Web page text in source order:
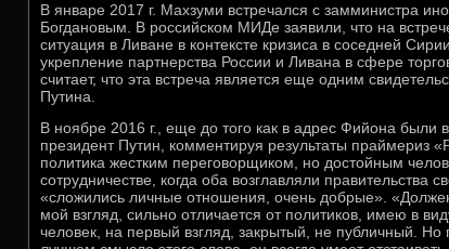
В январе 2017 г. Махзуми встречался с замминистра
Богдановым. В российском МИДе заявили, что на
ситуация в Ливане в контексте кризиса в соседней
укрепление партнерства России и Ливана в сфере
считает, что эта встреча является еще одним
Путина.
В ноябре 2016 г., еще до того как в адрес Фийона были
президент Путин, комментируя результаты праймериз
политика жестким переговорщиком, но достойным
сотрудничестве, когда оба возглавляли правительства
«сложились личные отношения, очень добрые».
мой взгляд, сильно отличается от политиков, имею в
человек, на первый взгляд, закрытый, не публичный. Но